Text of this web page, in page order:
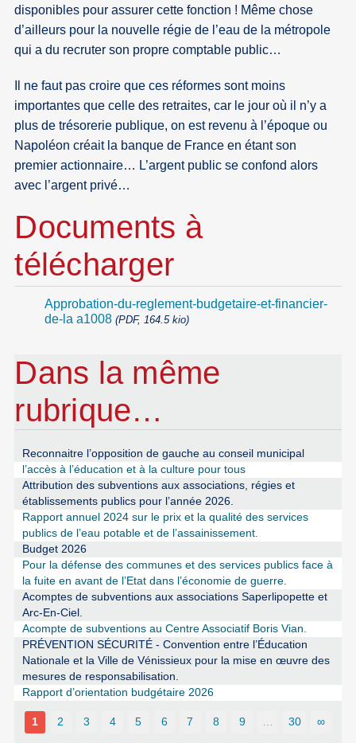
disponibles pour assurer cette fonction ! Même chose
d’ailleurs pour la nouvelle régie de l’eau de la métropole
qui a du recruter son propre comptable public…
Il ne faut pas croire que ces réformes sont moins
importantes que celle des retraites, car le jour où il n’y a
plus de trésorerie publique, on est revenu à l’époque ou
Napoléon créait la banque de France en étant son
premier actionnaire… L’argent public se confond alors
avec l’argent privé…
Documents à
télécharger
Approbation-du-reglement-budgetaire-et-financier-
de-la a1008 (PDF, 164.5 kio)
Dans la même
rubrique…
Reconnaitre l’opposition de gauche au conseil municipal
l’accès à l’éducation et à la culture pour tous
Attribution des subventions aux associations, régies et
établissements publics pour l’année 2026.
Rapport annuel 2024 sur le prix et la qualité des services
publics de l’eau potable et de l’assainissement.
Budget 2026
Pour la défense des communes et des services publics face à
la fuite en avant de l’Etat dans l’économie de guerre.
Acomptes de subventions aux associations Saperlipopette et
Arc-En-Ciel.
Acompte de subventions au Centre Associatif Boris Vian.
PRÉVENTION SÉCURITÉ - Convention entre l’Éducation
Nationale et la Ville de Vénissieux pour la mise en œuvre des
mesures de responsabilisation.
Rapport d’orientation budgétaire 2026
1 2 3 4 5 6 7 8 9 30 ∞